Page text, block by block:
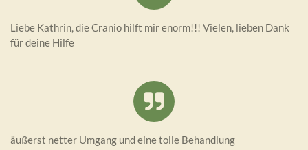
Liebe Kathrin, die Cranio hilft mir enorm!!! Vielen, lieben Dank
für deine Hilfe
äußerst netter Umgang und eine tolle Behandlung